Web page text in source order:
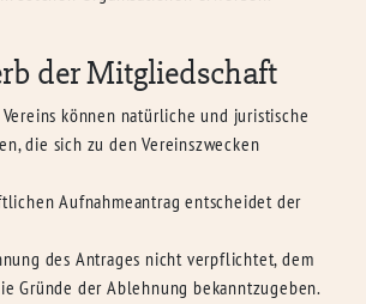
der Mitgliedschaft
können natürliche und juristische
die sich zu den Vereinszwecken
Aufnahmeantrag entscheidet der
des Antrages nicht verpflichtet, dem
Gründe der Ablehnung bekanntzugeben.